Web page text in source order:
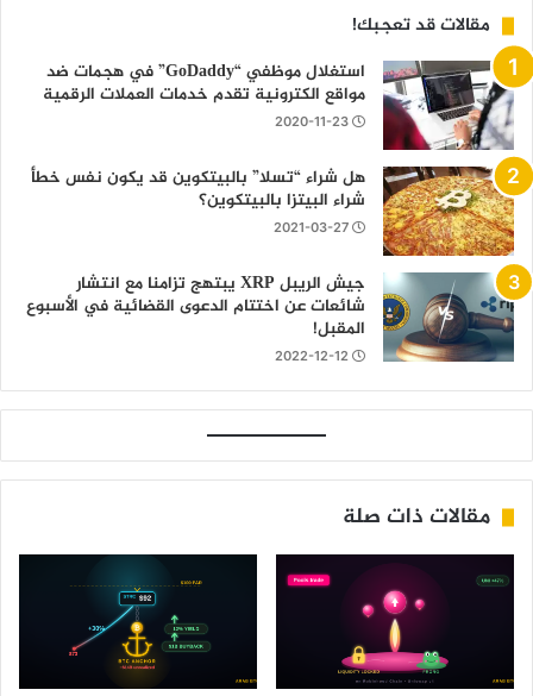
مقالات قد تعجبك!
استغلال موظفي “GoDaddy” في هجمات ضد
مواقع الكترونية تقدم خدمات العملات الرقمية
2020-11-23
هل شراء “تسلا” بالبيتكوين قد يكون نفس خطأ
شراء البيتزا بالبيتكوين؟
2021-03-27
جيش الريبل XRP يبتهج تزامنا مع انتشار
شائعات عن اختتام الدعوى القضائية في الأسبوع
المقبل!
2022-12-12
مقالات ذات صلة